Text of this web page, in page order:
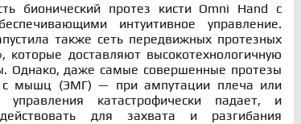
бионический протез кисти Omni Hand с
интуитивное управление.
также сеть передвижных протезных
которые доставляют высокотехнологичную
Однако, даже самые совершенные протезы
с мышц (ЭМГ) — при ампутации плеча или
управления катастрофически падает, и
для захвата и разгибания